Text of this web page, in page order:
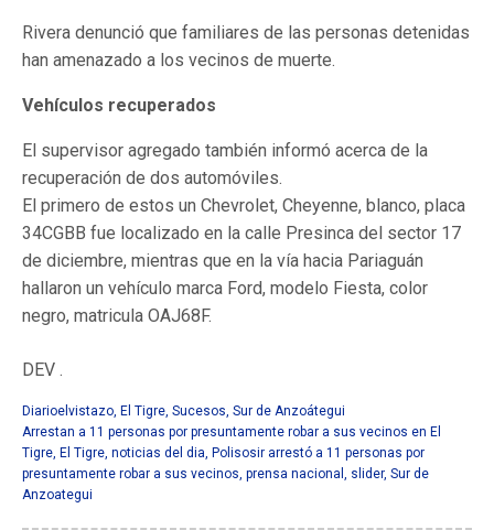
Rivera denunció que familiares de las personas detenidas
han amenazado a los vecinos de muerte.
Vehículos recuperados
El supervisor agregado también informó acerca de la
recuperación de dos automóviles.
El primero de estos un Chevrolet, Cheyenne, blanco, placa
34CGBB fue localizado en la calle Presinca del sector 17
de diciembre, mientras que en la vía hacia Pariaguán
hallaron un vehículo marca Ford, modelo Fiesta, color
negro, matricula OAJ68F.
DEV .
Diarioelvistazo, El Tigre, Sucesos, Sur de Anzoátegui
Arrestan a 11 personas por presuntamente robar a sus vecinos en El
Tigre, El Tigre, noticias del dia, Polisosir arrestó a 11 personas por
presuntamente robar a sus vecinos, prensa nacional , slider, Sur de
Anzoategui